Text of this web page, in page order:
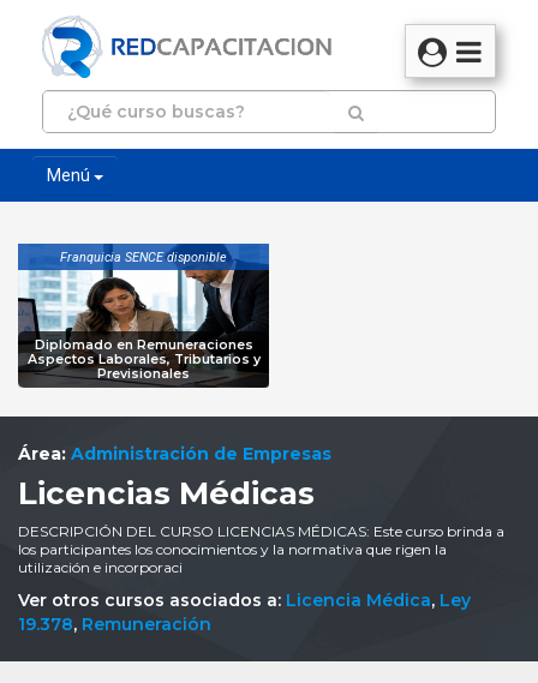
Menú
Franquicia SENCE disponible
Diplomado en Remuneraciones
Aspectos Laborales, Tributarios y
Previsionales
Área: Administración de Empresas
Licencias Médicas
DESCRIPCIÓN DEL CURSO LICENCIAS MÉDICAS: Este curso brinda a
los participantes los conocimientos y la normativa que rigen la
utilización e incorporaci
Ver otros cursos asociados a: Licencia Médica, Ley
19.378, Remuneración